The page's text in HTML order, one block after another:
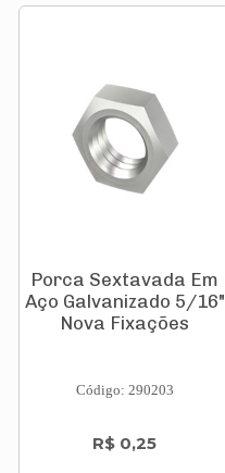
Porca Sextavada Em
Aço Galvanizado 5/16"
Nova Fixações
Código: 290203
R$ 0,25